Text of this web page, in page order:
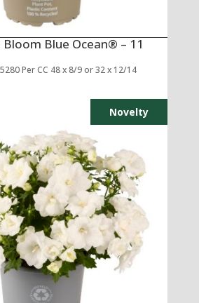
Bloom Blue Ocean® – 11
Per CC 48 x 8/9 or 32 x 12/14
Novelty